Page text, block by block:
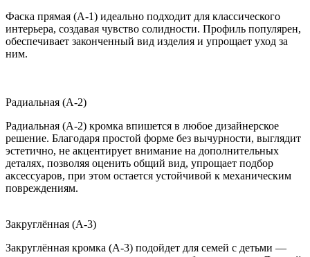
Фаска прямая (A-1) идеально подходит для классического
интерьера, создавая чувство солидности. Профиль популярен,
обеспечивает законченный вид изделия и упрощает уход за
ним.
Радиальная (A-2)
Радиальная (A-2) кромка впишется в любое дизайнерское
решение. Благодаря простой форме без вычурности, выглядит
эстетично, не акцентирует внимание на дополнительных
деталях, позволяя оценить общий вид, упрощает подбор
аксессуаров, при этом остается устойчивой к механическим
повреждениям.
Закруглённая (A-3)
Закруглённая кромка (A-3) подойдет для семей с детьми —